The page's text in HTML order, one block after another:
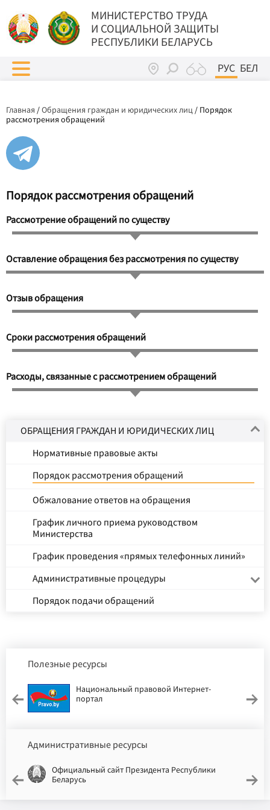
МИНИСТЕРСТВО ТРУДА
И СОЦИАЛЬНОЙ ЗАЩИТЫ
РЕСПУБЛИКИ БЕЛАРУСЬ
РУС БЕЛ
Главная /Обращения граждан и юридических лиц / Порядок
рассмотрения обращений
Порядок рассмотрения обращений
Рассмотрение обращений по существу
Оставление обращения без рассмотрения по существу
Отзыв обращения
Сроки рассмотрения обращений
Расходы, связанные с рассмотрением обращений
ОБРАЩЕНИЯ ГРАЖДАН И ЮРИДИЧЕСКИХ ЛИЦ
Нормативные правовые акты
Порядок рассмотрения обращений
Обжалование ответов на обращения
График личного приема руководством
Министерства
График проведения «прямых телефонных линий»
Административные процедуры
Порядок подачи обращений
Полезные ресурсы
Национальный правовой Интернет-
портал
Административные ресурсы
Официальный сайт Президента Республики
Беларусь